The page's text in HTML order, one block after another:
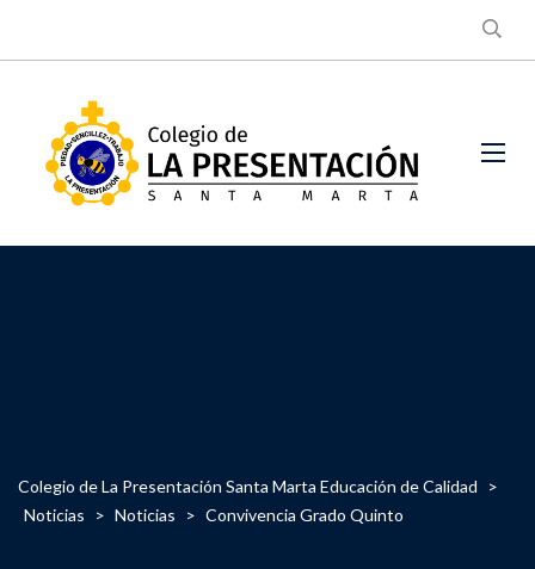
Colegio de La Presentación Santa Marta Educación de Calidad
>
Noticias
> Noticias > Convivencia Grado Quinto